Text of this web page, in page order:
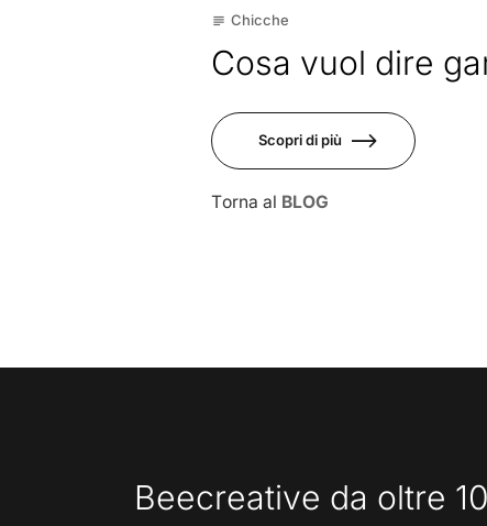
17
subject Chicche
Cosa vuol dire
Scopri di più
Torna al BLOG
Beecreative da oltre